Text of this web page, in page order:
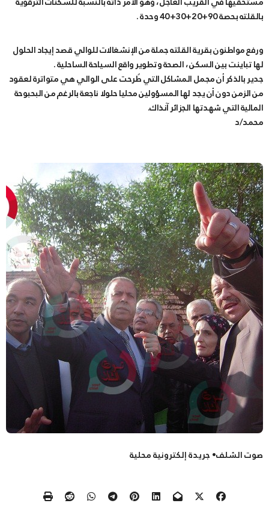
بالقلته بحصة 90+20+30+40 وحدة .
ورفع مواطنون بقرية القلته جملة من الإنشغالات للوالي قصد إيجاد الحلول
لها تباينت بين السكن ، الصحة وتطوير واقع السياحة الساحلية .
جدير بالذكر أن مجمل المشاكل التي طُرحت على الوالي هي متواترة لعقود
من الزمن دون أن يجد لها المسؤولين محليا حلولا ناجعة بالرغم من البحبوحة
المالية التي شهدتها الجزائر آنذاك.
محمد/د
صوت الشلف• جريدة إلكترونية محلية